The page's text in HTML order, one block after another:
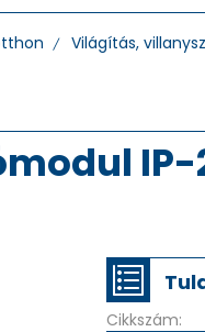
Világítás,
IP-
Cikkszám: